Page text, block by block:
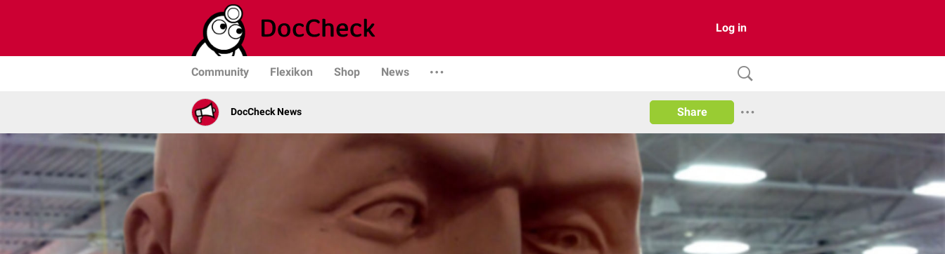
Log in
Community Flexikon Shop News
DocCheck News Share